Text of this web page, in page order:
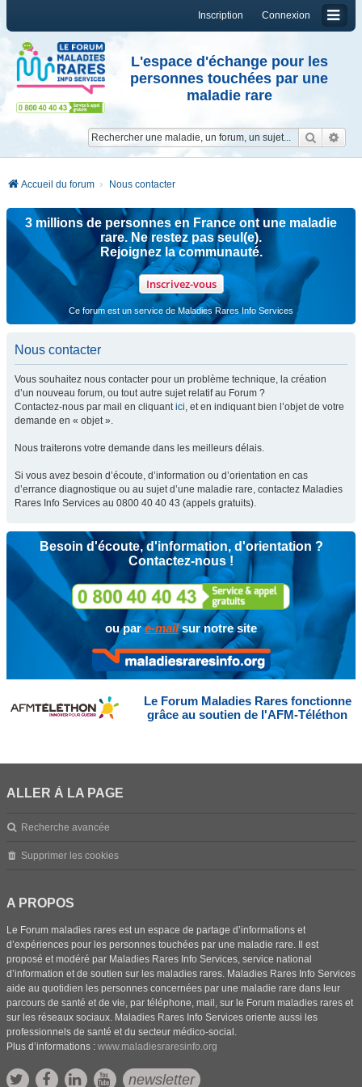
Connexion
Inscription
L'espace d'échange pour les
personnes touchées par une
maladie rare
Accueil du forum Nous contacter
3 millions de personnes en France ont une maladie
rare. Ne restez pas seul(e).
Rejoignez la communauté.
Inscrivez-vous
Ce forum est un service de Maladies Rares Info Services
Nous contacter
Vous souhaitez nous contacter pour un problème technique, la création
d’un nouveau forum, ou tout autre sujet relatif au Forum ?
Contactez-nous par mail en cliquantici, et en indiquant bien l’objet de votre
demande en « objet ».
Nous traiterons votre demande dans les meilleurs délais.
Si vous avez besoin d’écoute, d’information ou d’orientation en cas
d’errance diagnostique ou au sujet d’une maladie rare, contactez Maladies
Rares Info Services au 0800 40 40 43 (appels gratuits).
Besoin d'écoute, d'information, d'orientation ?
Contactez-nous !
ou pare-mailsur notre site
Le Forum Maladies Rares fonctionne
grâce au soutien de l'AFM-Téléthon
ALLER À LA PAGE
Recherche avancée
Supprimer les cookies
A PROPOS
Le Forum maladies rares est un espace de partage d’informations et
d’expériences pour les personnes touchées par une maladie rare. Il est
proposé et modéré par Maladies Rares Info Services, service national
d’information et de soutien sur les maladies rares. Maladies Rares Info Services
aide au quotidien les personnes concernées par une maladie rare dans leur
parcours de santé et de vie, par téléphone, mail, sur le Forum maladies rares et
sur les réseaux sociaux. Maladies Rares Info Services oriente aussi les
professionnels de santé et du secteur médico-social.
Plus d’informations : www.maladiesraresinfo.org
newsletter